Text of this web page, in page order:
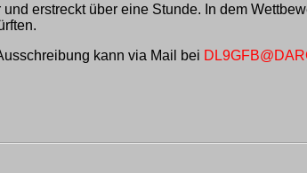
erstreckt über eine Stunde. In dem
kann via Mail bei